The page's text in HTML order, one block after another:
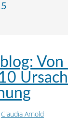
Claudia Arnold